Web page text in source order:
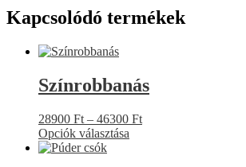
Kapcsolódó termékek
Színrobbanás
28900 Ft – 46300 FtÁrtartomány:
Opciók választása
Ennek